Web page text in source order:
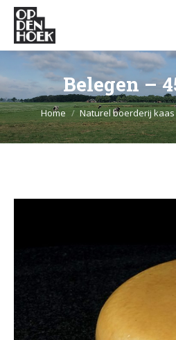
Belegen –
Je bent hier:
Home Naturel boerderij kaas